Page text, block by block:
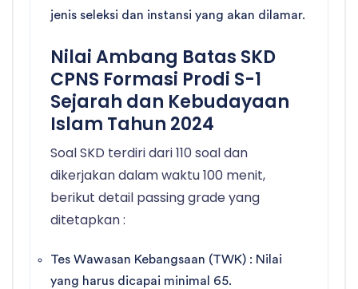
jenis seleksi dan instansi yang akan dilamar.
Nilai Ambang Batas SKD
CPNS Formasi Prodi S-1
Sejarah dan Kebudayaan
Islam Tahun 2024
Soal SKD terdiri dari 110 soal dan
dikerjakan dalam waktu 100 menit,
berikut detail passing grade yang
ditetapkan :
Tes Wawasan Kebangsaan (TWK) : Nilai
yang harus dicapai minimal 65.